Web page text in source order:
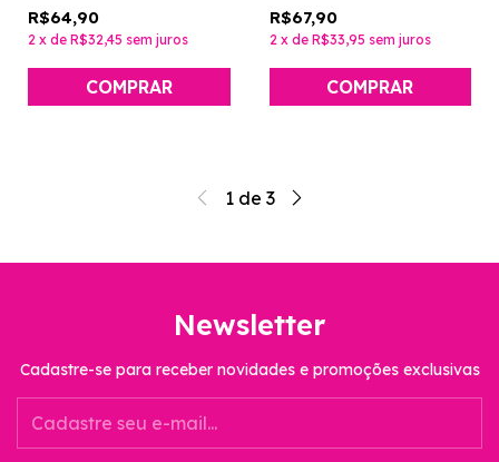
R$64,90
2 x de R$32,45 sem juros
R$67,90
2 x de R$33,95 sem juros
1 de 3
Newsletter
Cadastre-se para receber novidades e promoções exclusivas